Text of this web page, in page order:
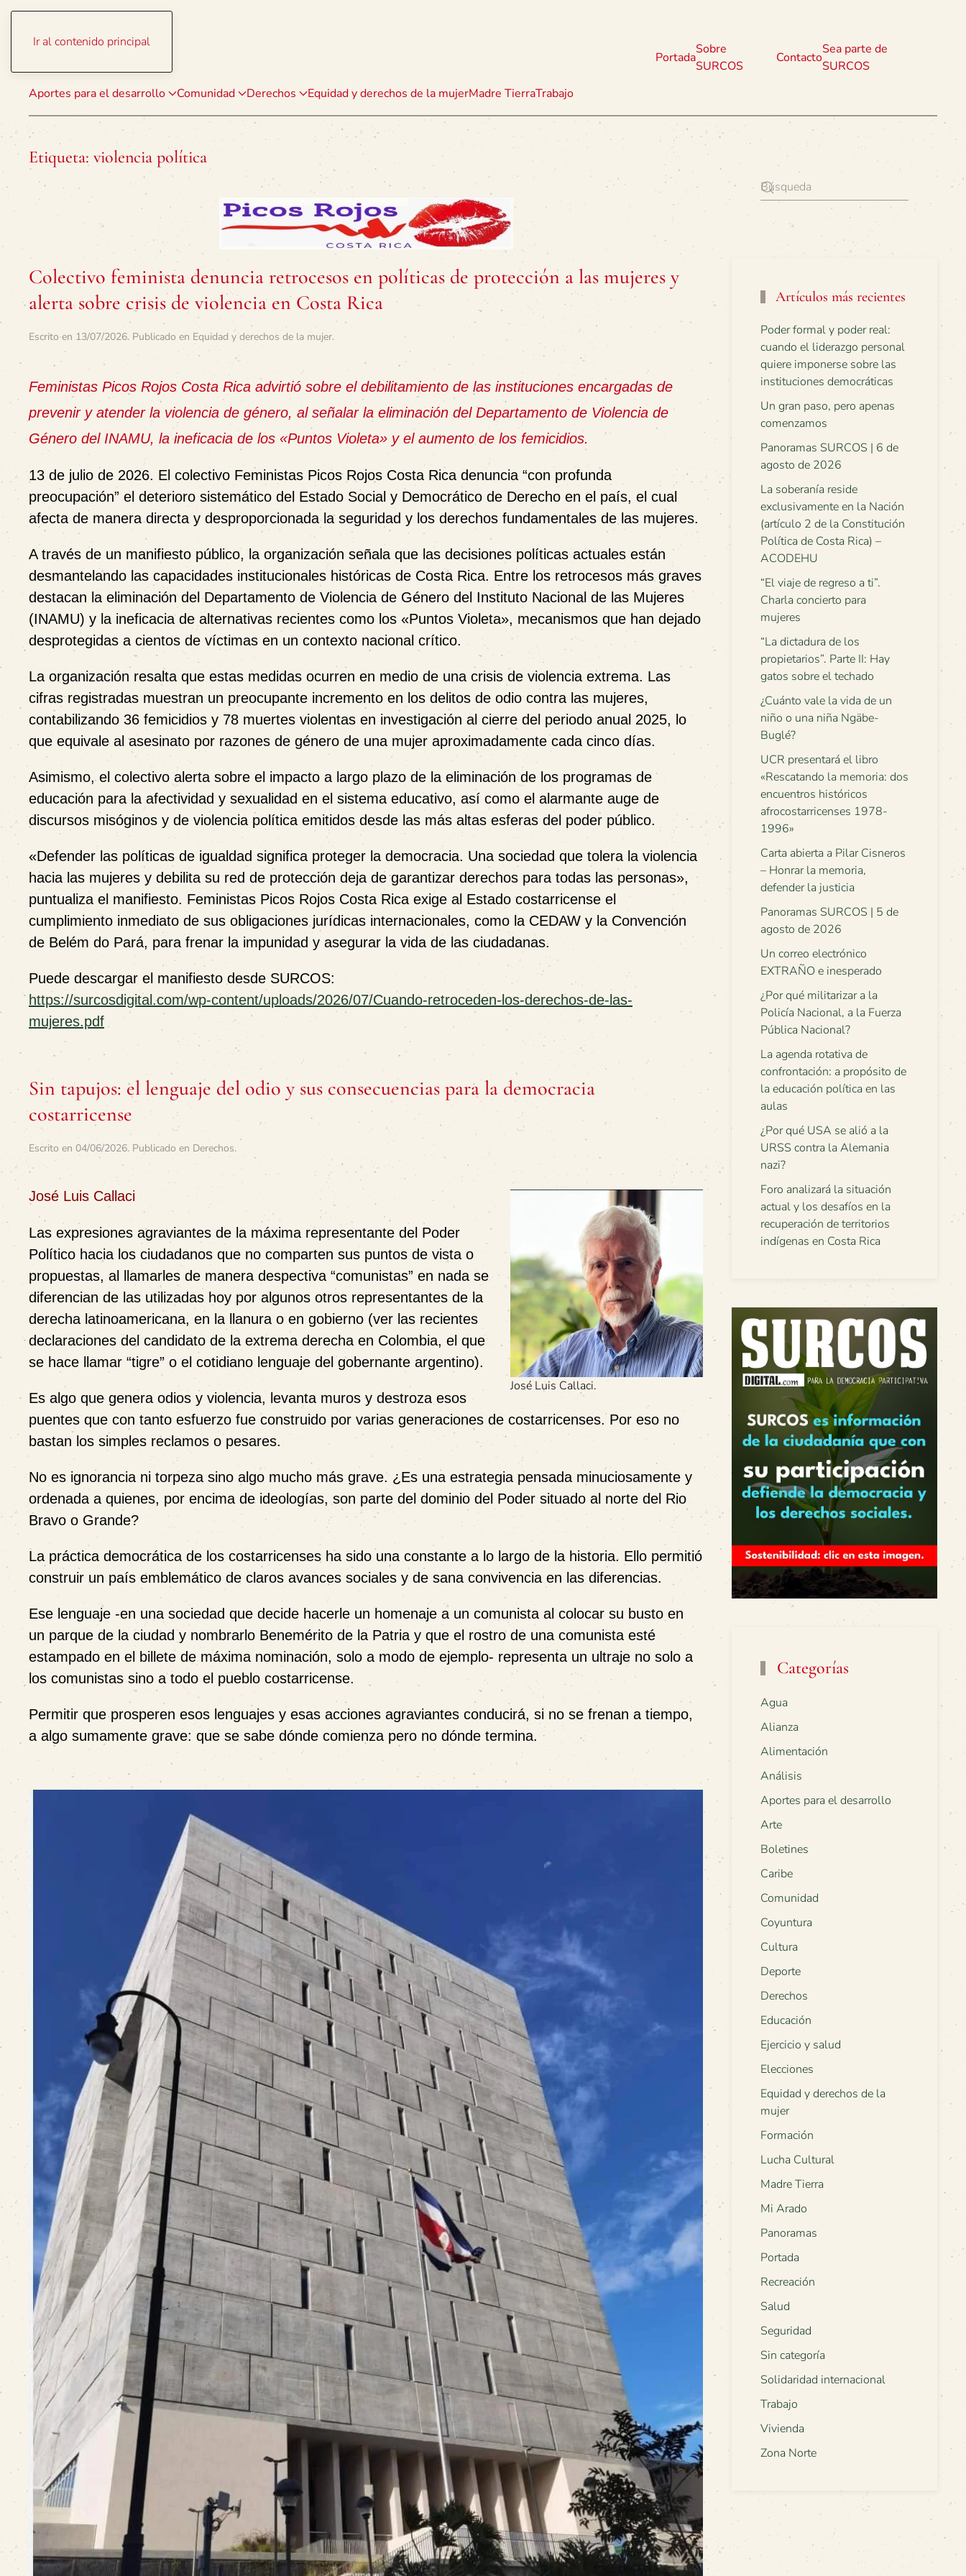
Ir al contenido principal
Aportes para el desarrollo Comunidad Derechos Equidad y derechos de la mujerMadre TierraTrabajo
Portada
Sobre
SURCOS
Contacto
Sea parte de
SURCOS
Etiqueta: violencia política
Colectivo feminista denuncia retrocesos en políticas de protección a las mujeres y
alerta sobre crisis de violencia en Costa Rica
Escrito en 13/07/2026. Publicado en Equidad y derechos de la mujer.
Feministas Picos Rojos Costa Rica advirtió sobre el debilitamiento de las instituciones encargadas de
prevenir y atender la violencia de género, al señalar la eliminación del Departamento de Violencia de
Género del INAMU, la ineficacia de los «Puntos Violeta» y el aumento de los femicidios.
13 de julio de 2026. El colectivo Feministas Picos Rojos Costa Rica denuncia “con profunda
preocupación” el deterioro sistemático del Estado Social y Democrático de Derecho en el país, el cual
afecta de manera directa y desproporcionada la seguridad y los derechos fundamentales de las mujeres.
A través de un manifiesto público, la organización señala que las decisiones políticas actuales están
desmantelando las capacidades institucionales históricas de Costa Rica. Entre los retrocesos más graves
destacan la eliminación del Departamento de Violencia de Género del Instituto Nacional de las Mujeres
(INAMU) y la ineficacia de alternativas recientes como los «Puntos Violeta», mecanismos que han dejado
desprotegidas a cientos de víctimas en un contexto nacional crítico.
La organización resalta que estas medidas ocurren en medio de una crisis de violencia extrema. Las
cifras registradas muestran un preocupante incremento en los delitos de odio contra las mujeres,
contabilizando 36 femicidios y 78 muertes violentas en investigación al cierre del periodo anual 2025, lo
que equivale al asesinato por razones de género de una mujer aproximadamente cada cinco días.
Asimismo, el colectivo alerta sobre el impacto a largo plazo de la eliminación de los programas de
educación para la afectividad y sexualidad en el sistema educativo, así como el alarmante auge de
discursos misóginos y de violencia política emitidos desde las más altas esferas del poder público.
«Defender las políticas de igualdad significa proteger la democracia. Una sociedad que tolera la violencia
hacia las mujeres y debilita su red de protección deja de garantizar derechos para todas las personas»,
puntualiza el manifiesto. Feministas Picos Rojos Costa Rica exige al Estado costarricense el
cumplimiento inmediato de sus obligaciones jurídicas internacionales, como la CEDAW y la Convención
de Belém do Pará, para frenar la impunidad y asegurar la vida de las ciudadanas.
Puede descargar el manifiesto desde SURCOS:
https://surcosdigital.com/wp-content/uploads/2026/07/Cuando-retroceden-los-derechos-de-las-
mujeres.pdf
Sin tapujos: el lenguaje del odio y sus consecuencias para la democracia
costarricense
Escrito en 04/06/2026. Publicado en Derechos.
José Luis Callaci.
José Luis Callaci
Las expresiones agraviantes de la máxima representante del Poder
Político hacia los ciudadanos que no comparten sus puntos de vista o
propuestas, al llamarles de manera despectiva “comunistas” en nada se
diferencian de las utilizadas hoy por algunos otros representantes de la
derecha latinoamericana, en la llanura o en gobierno (ver las recientes
declaraciones del candidato de la extrema derecha en Colombia, el que
se hace llamar “tigre” o el cotidiano lenguaje del gobernante argentino).
Es algo que genera odios y violencia, levanta muros y destroza esos
puentes que con tanto esfuerzo fue construido por varias generaciones de costarricenses. Por eso no
bastan los simples reclamos o pesares.
No es ignorancia ni torpeza sino algo mucho más grave. ¿Es una estrategia pensada minuciosamente y
ordenada a quienes, por encima de ideologías, son parte del dominio del Poder situado al norte del Rio
Bravo o Grande?
La práctica democrática de los costarricenses ha sido una constante a lo largo de la historia. Ello permitió
construir un país emblemático de claros avances sociales y de sana convivencia en las diferencias.
Ese lenguaje -en una sociedad que decide hacerle un homenaje a un comunista al colocar su busto en
un parque de la ciudad y nombrarlo Benemérito de la Patria y que el rostro de una comunista esté
estampado en el billete de máxima nominación, solo a modo de ejemplo- representa un ultraje no solo a
los comunistas sino a todo el pueblo costarricense.
Permitir que prosperen esos lenguajes y esas acciones agraviantes conducirá, si no se frenan a tiempo,
a algo sumamente grave: que se sabe dónde comienza pero no dónde termina.
Artículos más recientes
Poder formal y poder real:
cuando el liderazgo personal
quiere imponerse sobre las
instituciones democráticas
Un gran paso, pero apenas
comenzamos
Panoramas SURCOS | 6 de
agosto de 2026
La soberanía reside
exclusivamente en la Nación
(artículo 2 de la Constitución
Política de Costa Rica) –
ACODEHU
“El viaje de regreso a ti”.
Charla concierto para
mujeres
“La dictadura de los
propietarios”. Parte II: Hay
gatos sobre el techado
¿Cuánto vale la vida de un
niño o una niña Ngäbe-
Buglé?
UCR presentará el libro
«Rescatando la memoria: dos
encuentros históricos
afrocostarricenses 1978-
1996»
Carta abierta a Pilar Cisneros
– Honrar la memoria,
defender la justicia
Panoramas SURCOS | 5 de
agosto de 2026
Un correo electrónico
EXTRAÑO e inesperado
¿Por qué militarizar a la
Policía Nacional, a la Fuerza
Pública Nacional?
La agenda rotativa de
confrontación: a propósito de
la educación política en las
aulas
¿Por qué USA se alió a la
URSS contra la Alemania
nazi?
Foro analizará la situación
actual y los desafíos en la
recuperación de territorios
indígenas en Costa Rica
Categorías
Agua
Alianza
Alimentación
Análisis
Aportes para el desarrollo
Arte
Boletines
Caribe
Comunidad
Coyuntura
Cultura
Deporte
Derechos
Educación
Ejercicio y salud
Elecciones
Equidad y derechos de la
mujer
Formación
Lucha Cultural
Madre Tierra
Mi Arado
Panoramas
Portada
Recreación
Salud
Seguridad
Sin categoría
Solidaridad internacional
Trabajo
Vivienda
Zona Norte